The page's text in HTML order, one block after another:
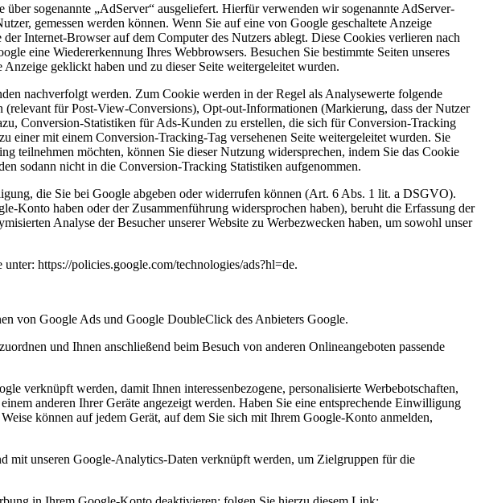
sogenannte „AdServer“ ausgeliefert. Hierfür verwenden wir sogenannte AdServer-
gemessen werden können. Wenn Sie auf eine von Google geschaltete Anzeige
Internet-Browser auf dem Computer des Nutzers ablegt. Diese Cookies verlieren nach
eine Wiedererkennung Ihres Webbrowsers. Besuchen Sie bestimmte Seiten unseres
geklickt haben und zu dieser Seite weitergeleitet wurden.
nachverfolgt werden. Zum Cookie werden in der Regel als Analysewerte folgende
für Post-View-Conversions), Opt-out-Informationen (Markierung, dass der Nutzer
Conversion-Statistiken für Ads-Kunden zu erstellen, die sich für Conversion-Tracking
einer mit einem Conversion-Tracking-Tag versehenen Seite weitergeleitet wurden. Sie
teilnehmen möchten, können Sie dieser Nutzung widersprechen, indem Sie das Cookie
sodann nicht in die Conversion-Tracking Statistiken aufgenommen.
die Sie bei Google abgeben oder widerrufen können (Art. 6 Abs. 1 lit. a DSGVO).
Konto haben oder der Zusammenführung widersprochen haben), beruht die Erfassung der
Analyse der Besucher unserer Website zu Werbezwecken haben, um sowohl unser
https://policies.google.com/technologies/ads?hl=de.
von Google Ads und Google DoubleClick des Anbieters Google.
und Ihnen anschließend beim Besuch von anderen Onlineangeboten passende
verknüpft werden, damit Ihnen interessenbezogene, personalisierte Werbebotschaften,
anderen Ihrer Geräte angezeigt werden. Haben Sie eine entsprechende Einwilligung
können auf jedem Gerät, auf dem Sie sich mit Ihrem Google-Konto anmelden,
mit unseren Google-Analytics-Daten verknüpft werden, um Zielgruppen für die